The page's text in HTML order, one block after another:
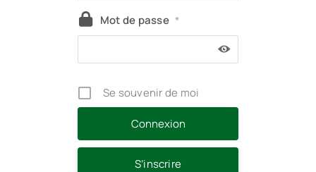
Mot de passe *
Se souvenir de moi
S’inscrire